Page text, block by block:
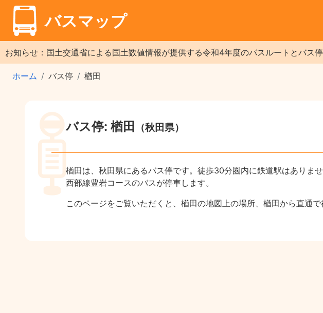
バスマップ
お知らせ：国土交通省による国土数値情報が提供する令和4年度のバスルートとバス
ホーム バス停 楢田
バス停: 楢田 （秋田県）
楢田は、秋田県にあるバス停です。徒歩30分圏内に鉄道駅はありませ
西部線豊岩コースのバスが停車します。
このページをご覧いただくと、楢田の地図上の場所、楢田から直通